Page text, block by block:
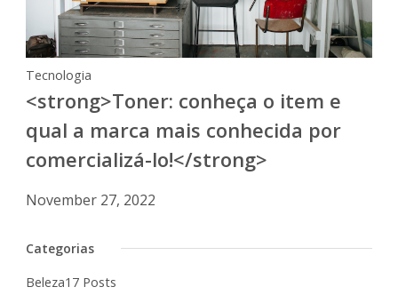
Tecnologia
<strong>Toner: conheça o item e
qual a marca mais conhecida por
comercializá-lo!</strong>
November 27, 2022
Categorias
Beleza17 Posts